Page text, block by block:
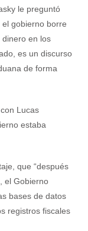
le preguntó
gobierno borre
dinero en los
es un discurso
de forma
Lucas
estaba
que “después
el Gobierno
bases de datos
registros fiscales